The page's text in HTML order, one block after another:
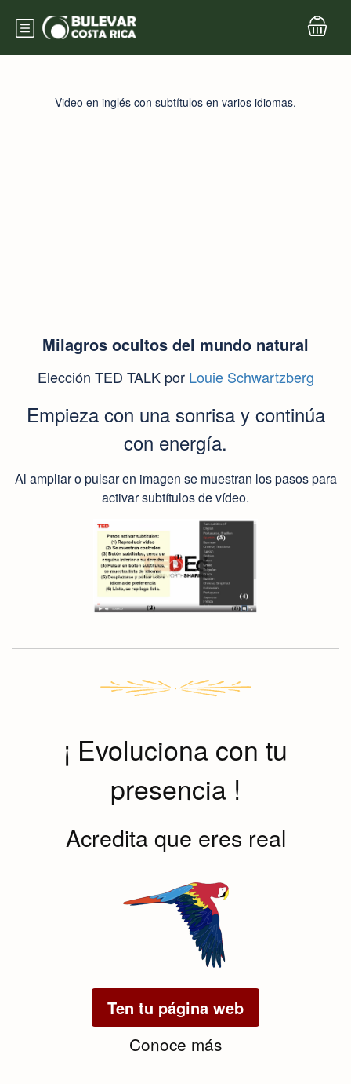
Video en inglés con subtítulos en varios idiomas.
Milagros ocultos del mundo natural
Elección TED TALK por Louie Schwartzberg
Empieza con una sonrisa y continúa
con energía.
Al ampliar o pulsar en imagen se muestran los pasos para
activar subtítulos de vídeo.
¡ Evoluciona con tu
presencia !
Acredita que eres real
Ten tu página web
Conoce más